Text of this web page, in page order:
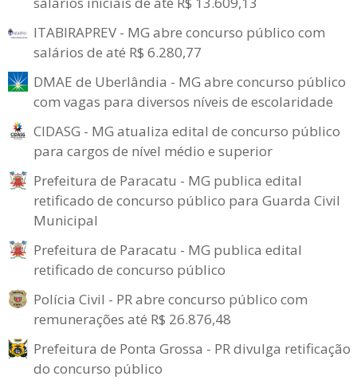
ITABIRAPREV - MG abre concurso público com
salários de até R$ 6.280,77
DMAE de Uberlândia - MG abre concurso público
com vagas para diversos níveis de escolaridade
CIDASG - MG atualiza edital de concurso público
para cargos de nível médio e superior
Prefeitura de Paracatu - MG publica edital
retificado de concurso público para Guarda Civil
Municipal
Prefeitura de Paracatu - MG publica edital
retificado de concurso público
Polícia Civil - PR abre concurso público com
remunerações até R$ 26.876,48
Prefeitura de Ponta Grossa - PR divulga retificação
do concurso público